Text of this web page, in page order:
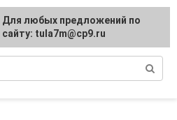
и земле
Для любых предложений по
сайту: tula7m@cp9.ru